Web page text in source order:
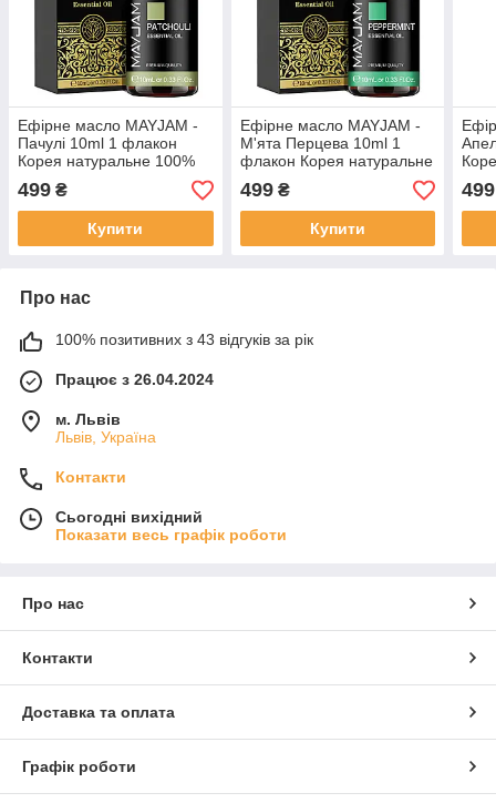
Ефірне масло MAYJAM -
Пачулі 10ml 1 флакон
Корея натуральне 100%
преміум 10мл
зволожувача лазні сауни
ванни ароматерапії
499 ₴
Купити
Ефірне масло MAYJAM -
М'ята Перцева 10ml 1
флакон Корея натуральне
100% преміум 10мл
зволожувача лазні сауни
ванни ароматерапії
499₴
Купити
499
Про нас
100% позитивних з 43 відгуків за рік
Працює з 26.04.2024
м. Львів
Львів, Україна
Контакти
Сьогодні вихідний
Показати весь графік роботи
Про нас
Контакти
Доставка та оплата
Графік роботи